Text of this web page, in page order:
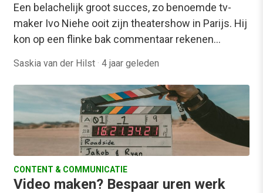
Een belachelijk groot succes, zo benoemde tv-
maker Ivo Niehe ooit zijn theatershow in Parijs. Hij
kon op een flinke bak commentaar rekenen…
Saskia van der Hilst · 4 jaar geleden
CONTENT & COMMUNICATIE
Video maken? Bespaar uren werk